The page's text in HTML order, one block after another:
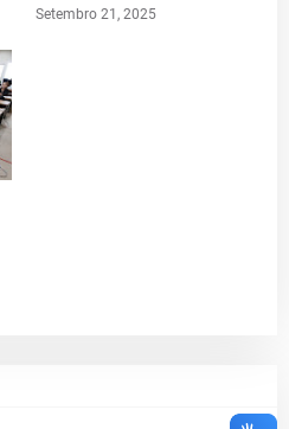
Setembro 21, 2025